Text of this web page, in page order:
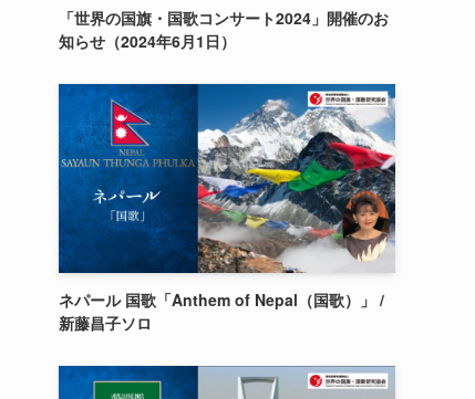
「世界の国旗・国歌コンサート2024」開催のお
知らせ（2024年6月1日）
ネパール 国歌「Anthem of Nepal（国歌）」 /
新藤昌子ソロ